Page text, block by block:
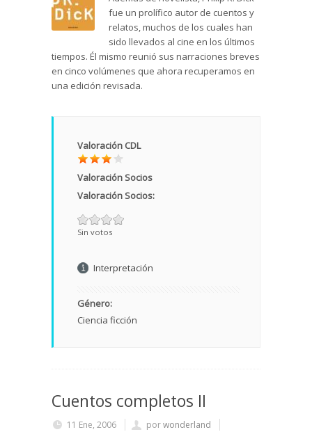
fue un prolífico autor de cuentos y
relatos, muchos de los cuales han
sido llevados al cine en los últimos
tiempos. Él mismo reunió sus narraciones breves
en cinco volúmenes que ahora recuperamos en
una edición revisada.
Valoración CDL
Valoración Socios
Valoración Socios:
Sin votos
Interpretación
Género:
Ciencia ficción
Cuentos completos II
11 Ene, 2006 porwonderland